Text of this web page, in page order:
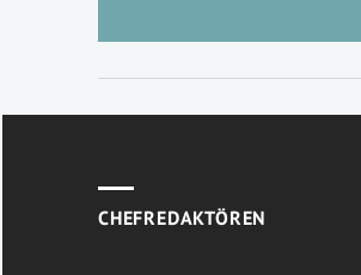
CHEFREDAKTÖREN